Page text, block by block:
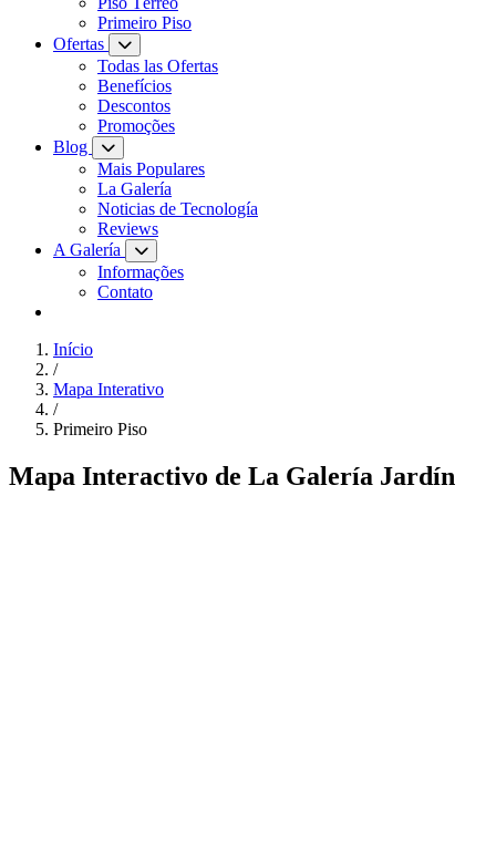
Primeiro Piso
Ofertas
Todas las Ofertas
Benefícios
Descontos
Promoções
Blog
Mais Populares
La Galería
Noticias de Tecnología
Reviews
A Galería
Informações
Contato
Início
/
Mapa Interativo
/
Primeiro Piso
Mapa Interactivo de La Galería Jardín